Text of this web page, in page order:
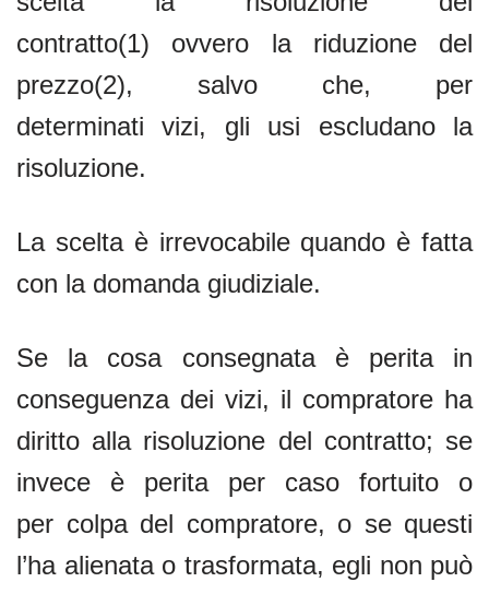
contratto(1) ovvero la riduzione del
prezzo(2), salvo che, per
determinati vizi, gli usi escludano la
risoluzione.
La scelta è irrevocabile quando è fatta
con la domanda giudiziale.
Se la cosa consegnata è perita in
conseguenza dei vizi, il compratore ha
diritto alla risoluzione del contratto; se
invece è perita per caso fortuito o
per colpa del compratore, o se questi
l’ha alienata o trasformata, egli non può